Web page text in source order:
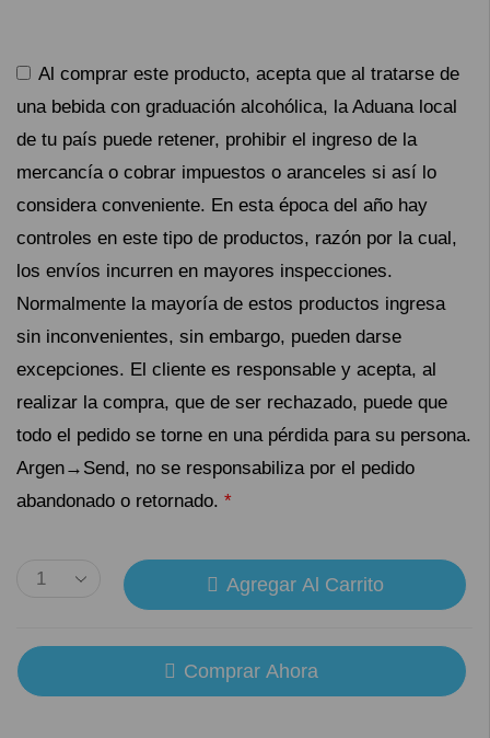
Al comprar este producto, acepta que al tratarse de
una bebida con graduación alcohólica, la Aduana local
de tu país puede retener, prohibir el ingreso de la
mercancía o cobrar impuestos o aranceles si así lo
considera conveniente. En esta época del año hay
controles en este tipo de productos, razón por la cual,
los envíos incurren en mayores inspecciones.
Normalmente la mayoría de estos productos ingresa
sin inconvenientes, sin embargo, pueden darse
excepciones. El cliente es responsable y acepta, al
realizar la compra, que de ser rechazado, puede que
todo el pedido se torne en una pérdida para su persona.
Argen→Send, no se responsabiliza por el pedido
abandonado o retornado. *
Agregar Al Carrito
Comprar Ahora